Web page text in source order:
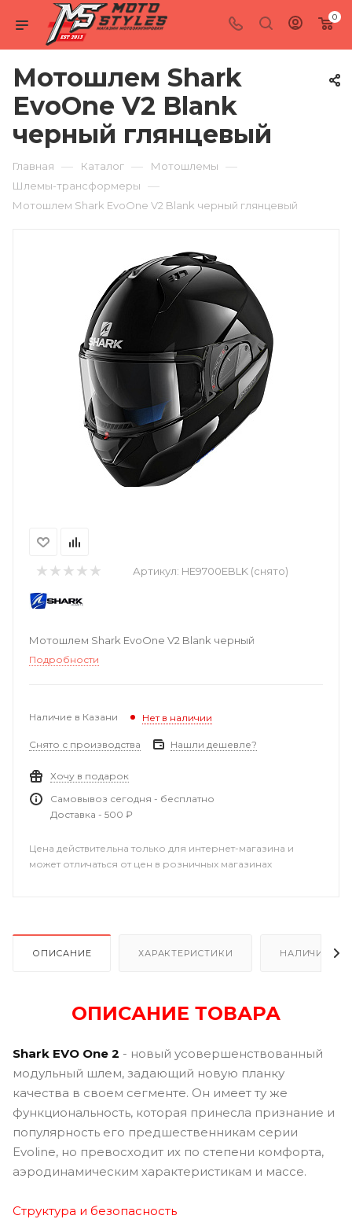
0
Мотошлем Shark
EvoOne V2 Blank
черный глянцевый
Главная — Каталог — Мотошлемы —
Шлемы-трансформеры —
Мотошлем Shark EvoOne V2 Blank черный глянцевый
Артикул: HE9700EBLK (снято)
Мотошлем Shark EvoOne V2 Blank черный
Подробности
Наличие в Казани Нет в наличии
Снято с производства Нашли дешевле?
Хочу в подарок
Самовывоз сегодня - бесплатно
Доставка - 500 ₽
Цена действительна только для интернет-магазина и
может отличаться от цен в розничных магазинах
ОПИСАНИЕ ХАРАКТЕРИСТИКИ НАЛИЧИЕ В
ОПИСАНИЕ ТОВАРА
Shark EVO One 2 - новый усовершенствованный
модульный шлем, задающий новую планку
качества в своем сегменте. Он имеет ту же
функциональность, которая принесла признание и
популярность его предшественникам серии
Evoline, но превосходит их по степени комфорта,
аэродинамическим характеристикам и массе.
Структура и безопасность